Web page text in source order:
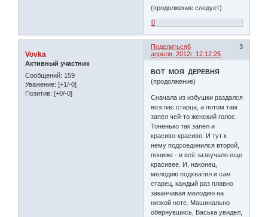
(продолжение следует)
0
Поделиться 3
6
апреля, 2012г. 12:12:25
Vovka
Активный участник
Сообщений: 159
Уважение: [+1/-0]
Позитив: [+0/-0]
ВОТ МОЯ ДЕРЕВНЯ
(продолжение)
Сначала из избушки раздался
возглас старца, а потом там
запел чей-то женский голос.
Тоненько так запел и
красиво-красиво. И тут к
нему подсоединился второй,
пониже - и всё зазвучало еще
красивее. И, наконец,
мелодию подхватил и сам
старец, каждый раз плавно
заканчивая мелодию на
низкой ноте. Машинально
обернувшись, Васька увидел,